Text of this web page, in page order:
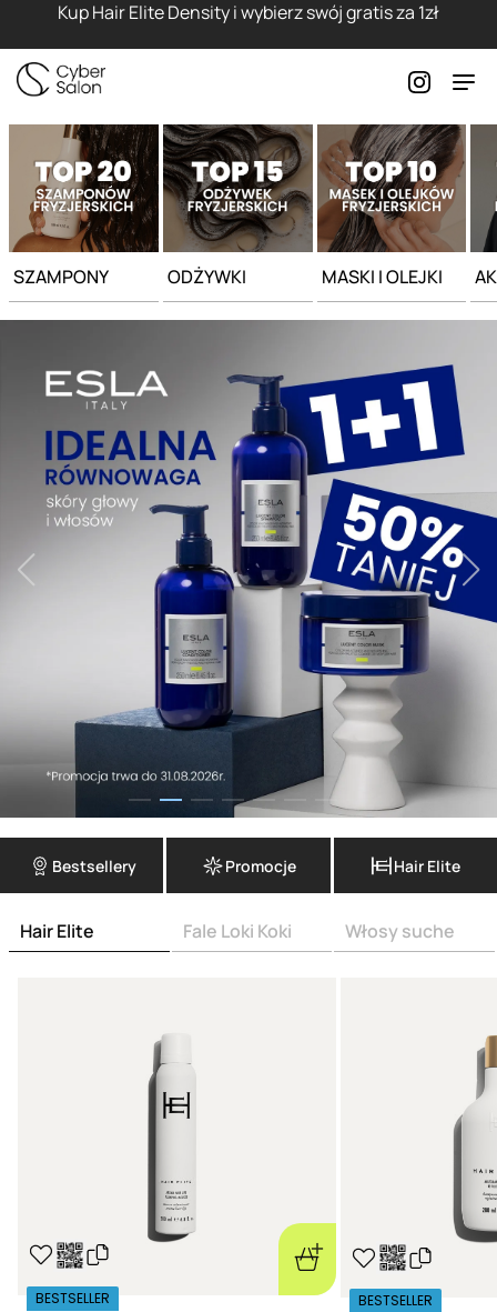
Kup Hair Elite Density i wybierz swój gratis za 1zł
SZAMPONY ODŻYWKI MASKI I OLEJKI
Bestsellery Promocje Hair Elite
Hair Elite Fale Loki Koki Włosy suche
BESTSELLER BESTSELLER
Strona główna - Cyber Salon